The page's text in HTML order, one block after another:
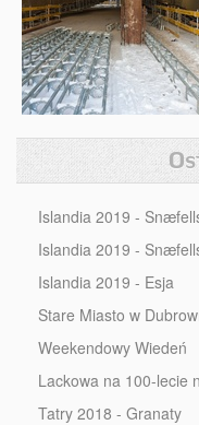
Islandia 2019 -
Islandia 2019 -
Islandia 2019 - Esja
Stare Miasto w
Weekendowy Wiedeń
Lackowa na 100-lecie
Tatry 2018 - Granaty